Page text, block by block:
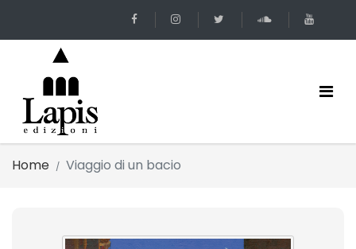
Home Viaggio di un bacio